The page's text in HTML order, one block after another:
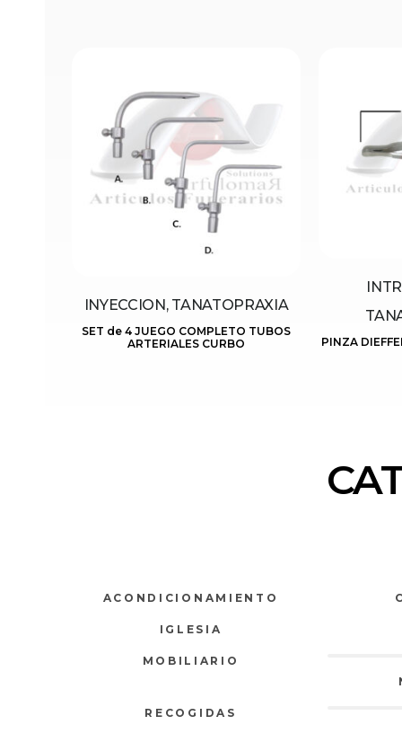
INYECCION, TANATOPRAXIA
SET de 4 JUEGO COMPLETO TUBOS
ARTERIALES CURBO
PINZA
ACONDICIONAMIENTO
IGLESIA
MOBILIARIO
RECOGIDAS